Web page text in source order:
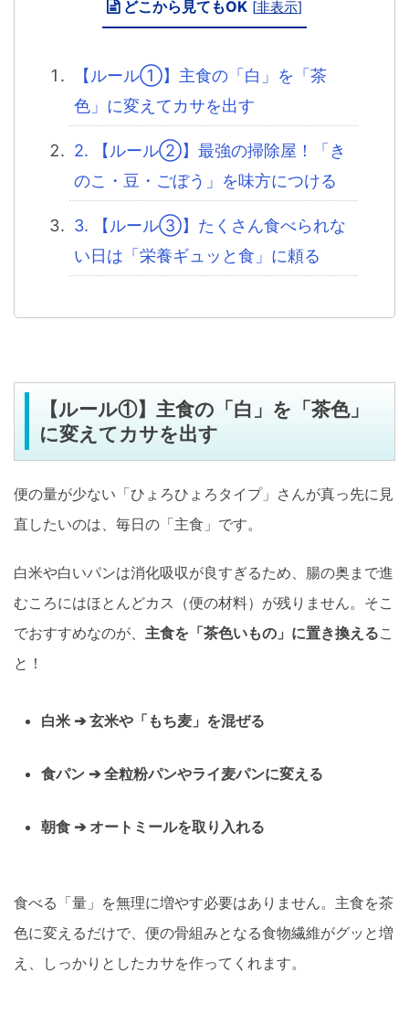
どこから見てもOK [非表示]
【ルール①】主食の「白」を「茶
色」に変えてカサを出す
2. 【ルール②】最強の掃除屋！「き
のこ・豆・ごぼう」を味方につける
3. 【ルール③】たくさん食べられな
い日は「栄養ギュッと食」に頼る
【ルール①】主食の「白」を「茶色」
に変えてカサを出す
便の量が少ない「ひょろひょろタイプ」さんが真っ先に見
直したいのは、毎日の「主食」です。
白米や白いパンは消化吸収が良すぎるため、腸の奥まで進
むころにはほとんどカス（便の材料）が残りません。そこ
でおすすめなのが、 主食を「茶色いもの」に置き換えるこ
と！
白米 ➔ 玄米や「もち麦」を混ぜる
食パン ➔ 全粒粉パンやライ麦パンに変える
朝食 ➔ オートミールを取り入れる
食べる「量」を無理に増やす必要はありません。主食を茶
色に変えるだけで、便の骨組みとなる食物繊維がグッと増
え、しっかりとしたカサを作ってくれます。